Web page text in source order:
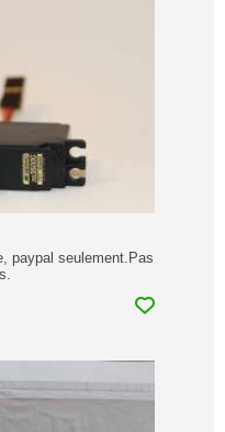
paypal seulement.Pas